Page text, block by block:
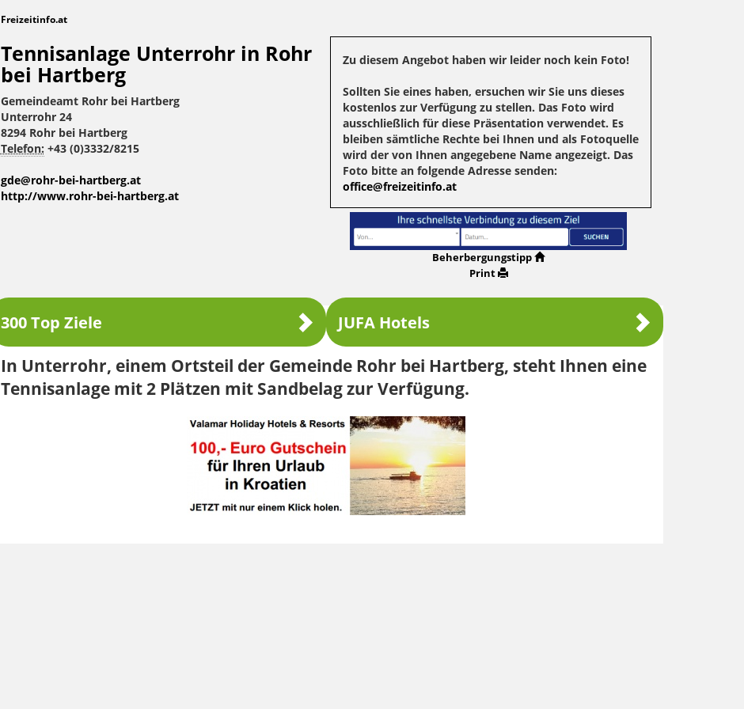
Freizeitinfo.at
Tennisanlage Unterrohr in Rohr
bei Hartberg
Gemeindeamt Rohr bei Hartberg
Unterrohr 24
8294 Rohr bei Hartberg
Telefon: +43 (0)3332/8215
gde@rohr-bei-hartberg.at
http://www.rohr-bei-hartberg.at
Zu diesem Angebot haben wir leider noch kein Foto!
Sollten Sie eines haben, ersuchen wir Sie uns dieses
kostenlos zur Verfügung zu stellen. Das Foto wird
ausschließlich für diese Präsentation verwendet. Es
bleiben sämtliche Rechte bei Ihnen und als Fotoquelle
wird der von Ihnen angegebene Name angezeigt. Das
Foto bitte an folgende Adresse senden:
office@freizeitinfo.at
Beherbergungstipp
Print
300 Top Ziele JUFA Hotels
In Unterrohr, einem Ortsteil der Gemeinde Rohr bei Hartberg, steht Ihnen eine
Tennisanlage mit 2 Plätzen mit Sandbelag zur Verfügung.